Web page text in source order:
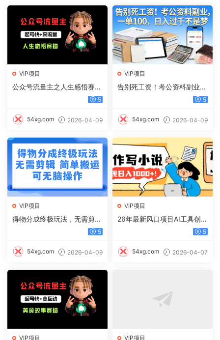
VIP项目
公众号流量主之人生感悟赛
道，起号快+高流量，单日阅5
54xg.com 2026-04-09
VIP项目
告别死工资！考公资料副业，
一单 100，日入过千不是梦 5
54xg.com 2026-04-09
VIP项目
得物分成终极玩法，无需剪
5
54xg.com 2026-04-09
VIP项目
26年最新风口项目AI工具创作
写小说，轻松实现日入1000+
5
54xg.com 2026-04-07
VIP项目 VIP项目